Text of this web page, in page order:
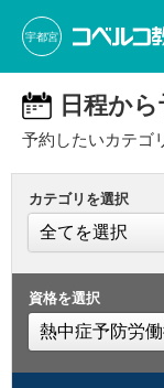
宇都宮
日程か
予約したいカテゴ
カテゴリを選択
資格を選択